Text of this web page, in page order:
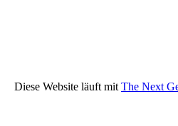
Diese Website läuft mit The Next